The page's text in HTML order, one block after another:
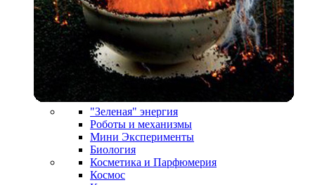
"Зеленая" энергия
Роботы и механизмы
Мини Эксперименты
Биология
Косметика и Парфюмерия
Космос